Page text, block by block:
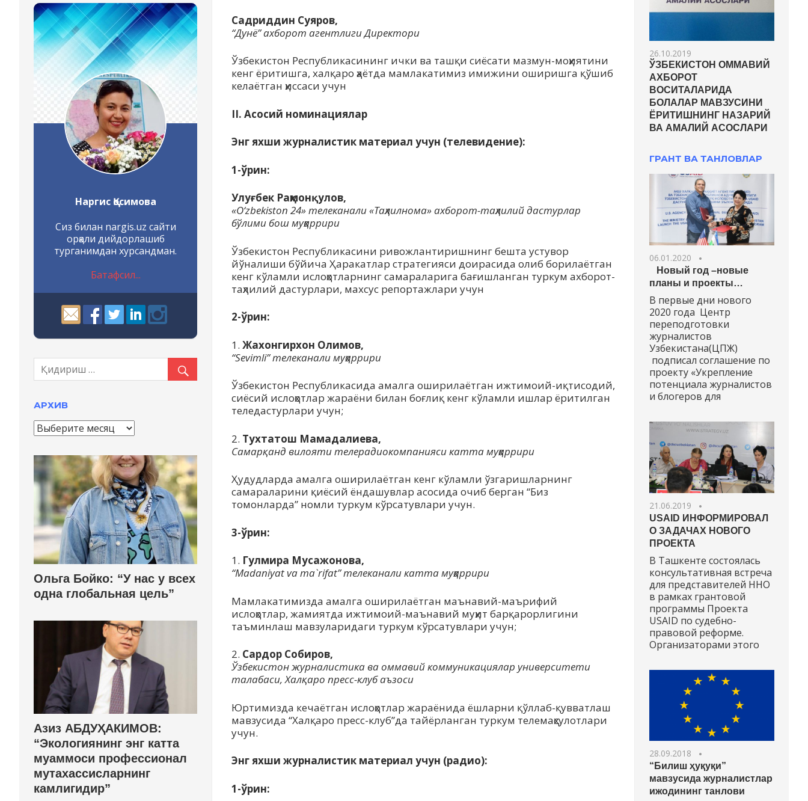
Садриддин Суяров,
“Дунё” ахборот агентлиги Директори
Ўзбекистон Республикасининг ички ва ташқи сиёсати мазмун-моҳиятини
кенг ёритишга, халқаро ҳаётда мамлакатимиз имижини оширишга қўшиб
келаётган ҳиссаси учун
II. Асосий номинациялар
Энг яхши журналистик материал учун (телевидение):
1-ўрин:
Улуғбек Раҳмонқулов,
«O‘zbekiston 24» телеканали «Таҳлилнома» ахборот-таҳлилий дастурлар
бўлими бош муҳаррири
Ўзбекистон Республикасини ривожлантиришнинг бешта устувор
йўналиши бўйича Ҳаракатлар стратегияси доирасида олиб борилаётган
кенг кўламли ислоҳотларнинг самараларига бағишланган туркум ахборот-
таҳлилий дастурлари, махсус репортажлари учун
2-ўрин:
1. Жахонгирхон Олимов,
“Sevimli” телеканали муҳаррири
Ўзбекистон Республикасида амалга оширилаётган ижтимоий-иқтисодий,
сиёсий ислоҳотлар жараёни билан боғлиқ кенг кўламли ишлар ёритилган
теледастурлари учун;
2. Тухтатош Мамадалиева,
Самарқанд вилояти телерадиокомпанияси катта муҳаррири
Ҳудудларда амалга оширилаётган кенг кўламли ўзгаришларнинг
самараларини қиёсий ёндашувлар асосида очиб берган “Биз
томонларда” номли туркум кўрсатувлари учун.
3-ўрин:
1. Гулмира Мусажонова,
“Madaniyat va ma`rifat” телеканали катта муҳаррири
Мамлакатимизда амалга оширилаётган маънавий-маърифий
ислоҳотлар, жамиятда ижтимоий-маънавий муҳит барқарорлигини
таъминлаш мавзуларидаги туркум кўрсатувлари учун;
2. Сардор Собиров,
Ўзбекистон журналистика ва оммавий коммуникациялар университети
талабаси, Халқаро пресс-клуб аъзоси
Юртимизда кечаётган ислоҳотлар жараёнида ёшларни қўллаб-қувватлаш
мавзусида “Халқаро пресс-клуб”да тайёрланган туркум телемаҳсулотлари
учун.
Энг яхши журналистик материал учун (радио):
1-ўрин:
Наргис Қосимова
Сиз билан nargis.uz сайти
орқали дийдорлашиб
турганимдан хурсандман.
Батафсил...
АРХИВ
А
р
и
в
Ольга Бойко: “У нас у всех
одна глобальная цель”
Азиз АБДУҲАКИМОВ:
“Экологиянинг энг катта
муаммоси профессионал
мутахассисларнинг
камлигидир”
26.10.2019
ЎЗБЕКИСТОН ОММАВИЙ
АХБОРОТ
ВОСИТАЛАРИДА
БОЛАЛАР МАВЗУСИНИ
ЁРИТИШНИНГ НАЗАРИЙ
ВА АМАЛИЙ АСОСЛАРИ
ГРАНТ ВА ТАНЛОВЛАР
06.01.2020
Новый год –новые
планы и проекты…
В первые дни нового
2020 года Центр
переподготовки
журналистов
Узбекистана(ЦПЖ)
подписал соглашение по
проекту «Укрепление
потенциала журналистов
и блогеров для
21.06.2019
USAID ИНФОРМИРОВАЛ
О ЗАДАЧАХ НОВОГО
ПРОЕКТА
В Ташкенте состоялась
консультативная встреча
для представителей ННО
в рамках грантовой
программы Проекта
USAID по судебно-
правовой реформе.
Организаторами этого
28.09.2018
“Билиш ҳуқуқи”
мавзусида журналистлар
ижодининг танлови